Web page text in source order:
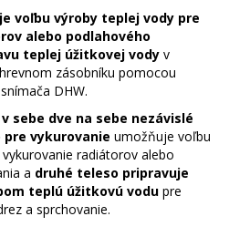
voľbu výroby teplej vody pre
alebo podlahového
teplej úžitkovej vody v
zásobníku pomocou
DHW.
sebe dve na sebe nezávislé
pre vykurovanie umožňuje voľbu
radiátorov alebo
a druhé teleso pripravuje
teplú úžitkovú vodu pre
a sprchovanie.